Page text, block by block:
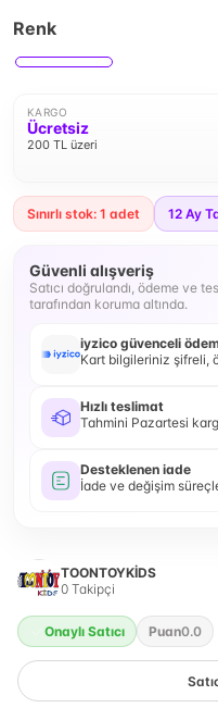
Renk
KARGO
Ücretsiz
200 TL üzeri
Sınırlı stok: 1 adet 12 Ay
Güvenli alışveriş
Satıcı doğrulandı, ödeme ve
tarafından koruma altında.
iyzico güvenceli
Kart bilgileriniz şifreli,
Hızlı teslimat
Tahmini Pazartesi
Desteklenen iade
İade ve değişim
TOONTOYKİDS
0 Takipçi
Onaylı Satıcı Puan0.0